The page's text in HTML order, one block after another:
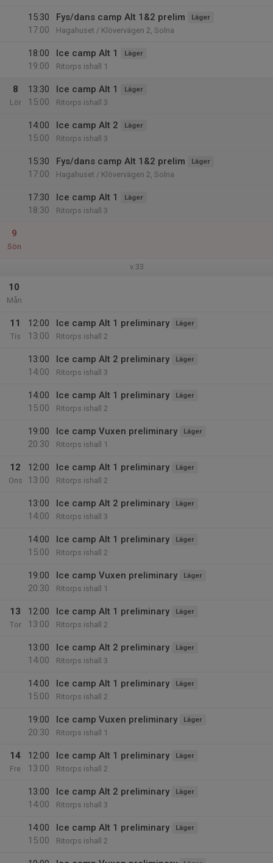
15:30
17:00
Fys/dans camp Alt 1&2 prelim Läger
Hagahuset / Klövervägen 2, Solna
18:00
19:00
Ice camp Alt 1 Läger
Ritorps ishall 1
8
Lör
13:30
15:00
Ice camp Alt 1 Läger
Ritorps ishall 3
14:00
15:00
Ice camp Alt 2 Läger
Ritorps ishall 3
15:30
17:00
Fys/dans camp Alt 1&2 prelim Läger
Hagahuset / Klövervägen 2, Solna
17:30
18:30
Ice camp Alt 1 Läger
Ritorps ishall 3
9
Sön
v.33
10
Mån
11
Tis
12:00
13:00
Ice camp Alt 1 preliminary Läger
Ritorps ishall 2
13:00
14:00
Ice camp Alt 2 preliminary Läger
Ritorps ishall 3
14:00
15:00
Ice camp Alt 1 preliminary Läger
Ritorps ishall 2
19:00
20:30
Ice camp Vuxen preliminary Läger
Ritorps ishall 1
12
Ons
12:00
13:00
Ice camp Alt 1 preliminary Läger
Ritorps ishall 2
13:00
14:00
Ice camp Alt 2 preliminary Läger
Ritorps ishall 3
14:00
15:00
Ice camp Alt 1 preliminary Läger
Ritorps ishall 2
19:00
20:30
Ice camp Vuxen preliminary Läger
Ritorps ishall 1
13
Tor
12:00
13:00
Ice camp Alt 1 preliminary Läger
Ritorps ishall 2
13:00
14:00
Ice camp Alt 2 preliminary Läger
Ritorps ishall 3
14:00
15:00
Ice camp Alt 1 preliminary Läger
Ritorps ishall 2
19:00
20:30
Ice camp Vuxen preliminary Läger
Ritorps ishall 1
14
Fre
12:00
13:00
Ice camp Alt 1 preliminary Läger
Ritorps ishall 2
13:00
14:00
Ice camp Alt 2 preliminary Läger
Ritorps ishall 3
14:00
15:00
Ice camp Alt 1 preliminary Läger
Ritorps ishall 2